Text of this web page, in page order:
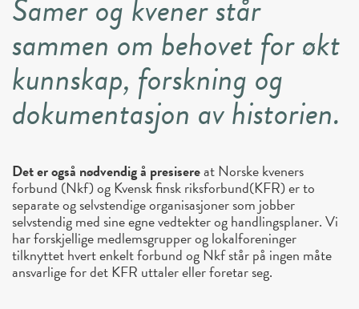
Samer og kvener står
sammen om behovet for økt
kunnskap, forskning og
dokumentasjon av historien.
Det er også nødvendig å presisereat Norske kveners
forbund (Nkf) og Kvensk finsk riksforbund(KFR) er to
separate og selvstendige organisasjoner som jobber
selvstendig med sine egne vedtekter og handlingsplaner. Vi
har forskjellige medlemsgrupper og lokalforeninger
tilknyttet hvert enkelt forbund og Nkf står på ingen måte
ansvarlige for det KFR uttaler eller foretar seg.